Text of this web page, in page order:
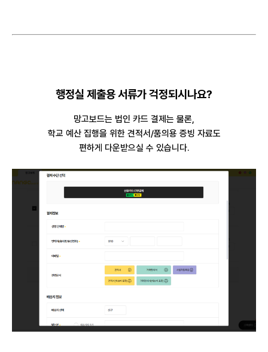
행정실 제출용 서류가 걱정되시나요?
망고보드는 법인 카드 결제는 물론,
학교 예산 집행을 위한 견적서/품의용 증빙 자료도
편하게 다운받으실 수 있습니다.